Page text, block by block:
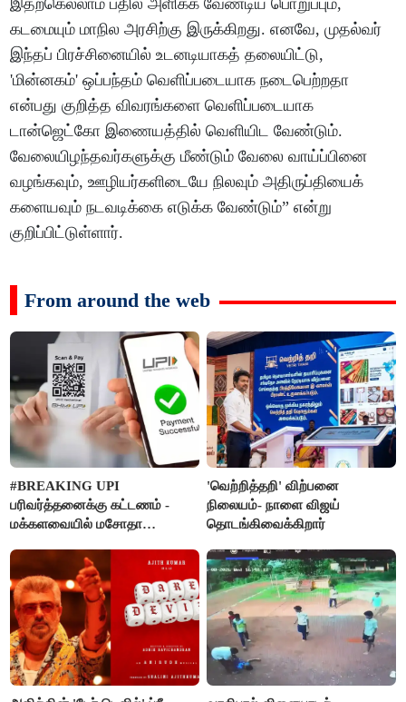
இதற்கெல்லாம் பதில் அளிக்க வேண்டிய பொறுப்பும்,
கடமையும் மாநில அரசிற்கு இருக்கிறது. எனவே, முதல்வர்
இந்தப் பிரச்சினையில் உடனடியாகத் தலையிட்டு,
'மின்னகம்' ஒப்பந்தம் வெளிப்படையாக நடைபெற்றதா
என்பது குறித்த விவரங்களை வெளிப்படையாக
டான்ஜெட்கோ இணையத்தில் வெளியிட வேண்டும்.
வேலையிழந்தவர்களுக்கு மீண்டும் வேலை வாய்ப்பினை
வழங்கவும், ஊழியர்களிடையே நிலவும் அதிருப்தியைக்
களையவும் நடவடிக்கை எடுக்க வேண்டும்” என்று
குறிப்பிட்டுள்ளார்.
From around the web
#BREAKING UPI
பரிவர்த்தனைக்கு கட்டணம் -
மக்களவையில் மசோதா
'வெற்றித்தறி' விற்பனை
நிலையம்- நாளை விஜய்
தொடங்கிவைக்கிறார்